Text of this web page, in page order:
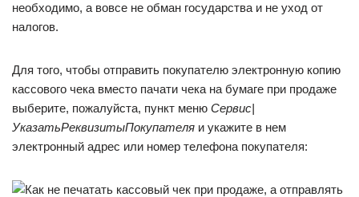
необходимо, а вовсе не обман государства и не уход от
налогов.
Для того, чтобы отправить покупателю электронную копию
кассового чека вместо пачати чека на бумаге при продаже
выберите, пожалуйста, пункт меню Сервис|
УказатьРеквизитыПокупателя и укажите в нем
электронный адрес или номер телефона покупателя: